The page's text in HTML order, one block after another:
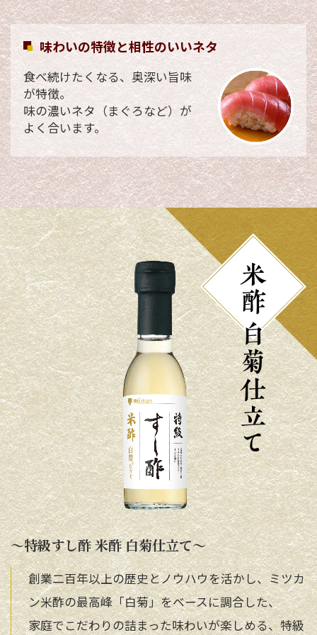
味わいの特徴と相性のいいネタ
食べ続けたくなる、奥深い旨味
が特徴。
​味の濃いネタ（まぐろなど）が
よく合います。
～特級すし酢 米酢 白菊仕立て～
創業二百年以上の歴史とノウハウを活かし、ミツカ
ン米酢の最高峰「白菊」をベースに調合した、
家庭でこだわりの詰まった味わいが楽しめる、特級